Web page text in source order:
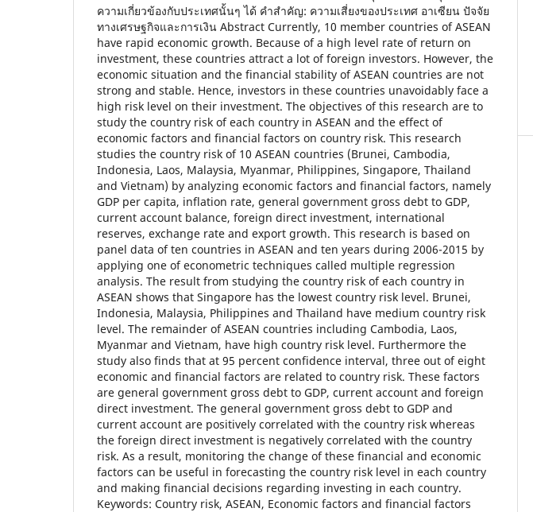
ความเกี่ยวข้องกับประเทศนั้นๆ ได้ คำสำคัญ: ความเสี่ยงของประเทศ อาเซียน ปัจจัย
ทางเศรษฐกิจและการเงิน Abstract Currently, 10 member countries of ASEAN
have rapid economic growth. Because of a high level rate of return on
investment, these countries attract a lot of foreign investors. However, the
economic situation and the financial stability of ASEAN countries are not
strong and stable. Hence, investors in these countries unavoidably face a
high risk level on their investment. The objectives of this research are to
study the country risk of each country in ASEAN and the effect of
economic factors and financial factors on country risk. This research
studies the country risk of 10 ASEAN countries (Brunei, Cambodia,
Indonesia, Laos, Malaysia, Myanmar, Philippines, Singapore, Thailand
and Vietnam) by analyzing economic factors and financial factors, namely
GDP per capita, inflation rate, general government gross debt to GDP,
current account balance, foreign direct investment, international
reserves, exchange rate and export growth. This research is based on
panel data of ten countries in ASEAN and ten years during 2006-2015 by
applying one of econometric techniques called multiple regression
analysis. The result from studying the country risk of each country in
ASEAN shows that Singapore has the lowest country risk level. Brunei,
Indonesia, Malaysia, Philippines and Thailand have medium country risk
level. The remainder of ASEAN countries including Cambodia, Laos,
Myanmar and Vietnam, have high country risk level. Furthermore the
study also finds that at 95 percent confidence interval, three out of eight
economic and financial factors are related to country risk. These factors
are general government gross debt to GDP, current account and foreign
direct investment. The general government gross debt to GDP and
current account are positively correlated with the country risk whereas
the foreign direct investment is negatively correlated with the country
risk. As a result, monitoring the change of these financial and economic
factors can be useful in forecasting the country risk level in each country
and making financial decisions regarding investing in each country.
Keywords: Country risk, ASEAN, Economic factors and financial factors